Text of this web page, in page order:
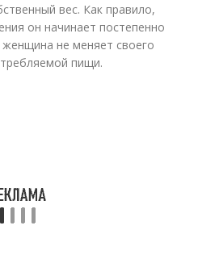
вес. Как правило,
он начинает постепенно
не меняет своего
пищи.